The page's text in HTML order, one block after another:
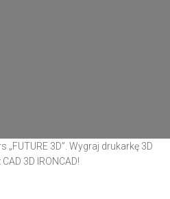
„FUTURE 3D”. Wygraj drukarkę 3D
3D IRONCAD!